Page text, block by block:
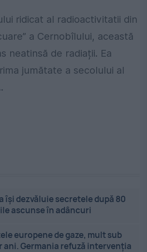
ridicat al radioactivitatii din
a Cernobîlului, această
neatinsă de radiații. Ea
jumătate a secolului al
își dezvăluie secretele după 80
ascunse în adâncuri
europene de gaze, mult sub
ani. Germania refuză intervenția